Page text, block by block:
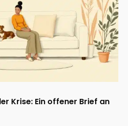
Krise: Ein offener Brief an